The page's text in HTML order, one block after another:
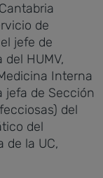
de
jefe de
HUMV,
Interna
jefa de Sección
del
del
de la UC,